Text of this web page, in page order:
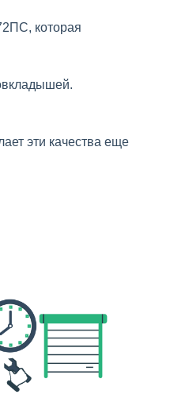
которая
эти качества еще